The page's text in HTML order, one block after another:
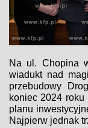
Na ul. Chopina
wiadukt nad
przebudowy
koniec 2024
planu
Najpierw jednak